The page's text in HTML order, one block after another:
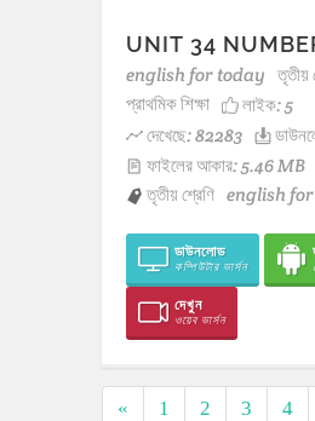
UNIT 34
english for today তৃতীয়
প্রাথমিক শিক্ষা
লাইক:5
দেখেছে: 82283
ফাইলের আকার: 5.46 MB
তৃতীয় শ্রেণি english
ডাউনলোড
কম্পিউটার ভার্সন
দেখুন
ওয়েব ভার্সন
« 1 2 3 4